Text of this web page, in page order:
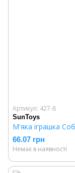
Артикул: 427-8
SunToys
М'яка іграшка
66.07 грн
Немає в наявності